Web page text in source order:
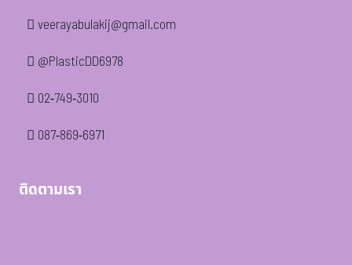
veerayabulakij@gmail.com
@PlasticDD6978
02-749-3010
087-869-6971
ติดตามเรา